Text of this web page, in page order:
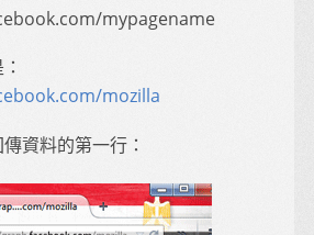
mypagename
mozilla
資料的第一行：